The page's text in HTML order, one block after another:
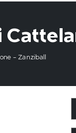
- Zanziball